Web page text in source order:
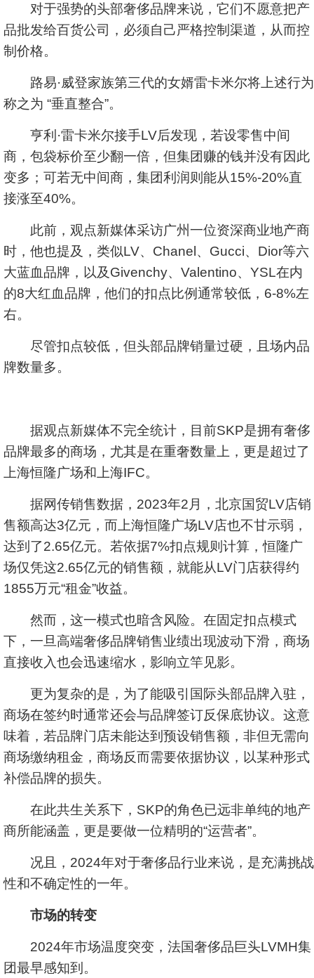
对于强势的头部奢侈品牌来说，它们不愿意把产
品批发给百货公司，必须自己严格控制渠道，从而控
制价格。
路易·威登家族第三代的女婿雷卡米尔将上述行为
称之为 “垂直整合”。
亨利·雷卡米尔接手LV后发现，若设零售中间
商，包袋标价至少翻一倍，但集团赚的钱并没有因此
变多；可若无中间商，集团利润则能从15%-20%直
接涨至40%。
此前，观点新媒体采访广州一位资深商业地产商
时，他也提及，类似LV、Chanel、Gucci、Dior等六
大蓝血品牌，以及Givenchy、Valentino、YSL在内
的8大红血品牌，他们的扣点比例通常较低，6-8%左
右。
尽管扣点较低，但头部品牌销量过硬，且场内品
牌数量多。
据观点新媒体不完全统计，目前SKP是拥有奢侈
品牌最多的商场，尤其是在重奢数量上，更是超过了
上海恒隆广场和上海IFC。
据网传销售数据，2023年2月，北京国贸LV店销
售额高达3亿元，而上海恒隆广场LV店也不甘示弱，
达到了2.65亿元。若依据7%扣点规则计算，恒隆广
场仅凭这2.65亿元的销售额，就能从LV门店获得约
1855万元“租金”收益。
然而，这一模式也暗含风险。在固定扣点模式
下，一旦高端奢侈品牌销售业绩出现波动下滑，商场
直接收入也会迅速缩水，影响立竿见影。
更为复杂的是，为了能吸引国际头部品牌入驻，
商场在签约时通常还会与品牌签订反保底协议。这意
味着，若品牌门店未能达到预设销售额，非但无需向
商场缴纳租金，商场反而需要依据协议，以某种形式
补偿品牌的损失。
在此共生关系下，SKP的角色已远非单纯的地产
商所能涵盖，更是要做一位精明的“运营者”。
况且，2024年对于奢侈品行业来说，是充满挑战
性和不确定性的一年。
市场的转变
2024年市场温度突变，法国奢侈品巨头LVMH集
团最早感知到。